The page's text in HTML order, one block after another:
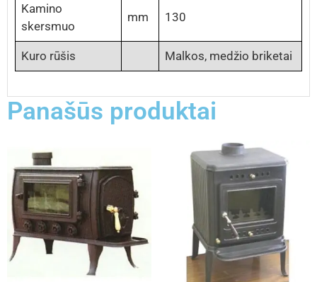
Kamino
skersmuo
mm 130
Kuro rūšis Malkos, medžio briketai
Panašūs produktai